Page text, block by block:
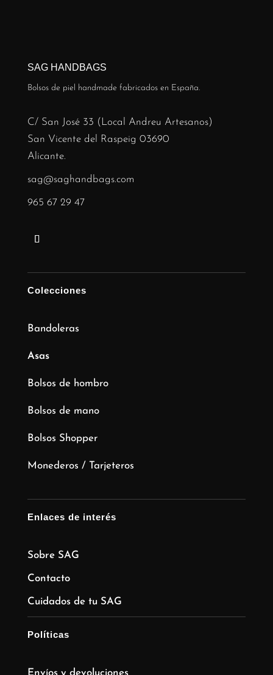
SAG HANDBAGS
Bolsos de piel handmade fabricados en España.
C/ San José 33 (Local Andreu Artesanos)
San Vicente del Raspeig 03690
Alicante.
sag@saghandbags.com
965 67 29 47
Colecciones
Bandoleras
Asas
Bolsos de hombro
Bolsos de mano
Bolsos Shopper
Monederos / Tarjeteros
Enlaces de interés
Sobre SAG
Contacto
Cuidados de tu SAG
Políticas
Envíos y devoluciones